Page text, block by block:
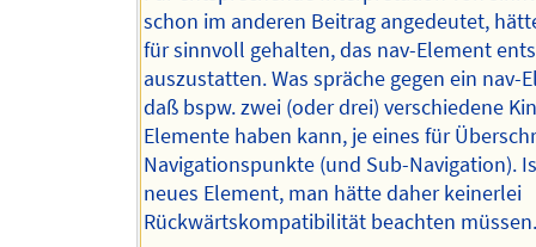
schon im anderen Beitrag angedeutet,
für sinnvoll gehalten, das nav-Element
auszustatten. Was spräche gegen ein nav-
daß bspw. zwei (oder drei) verschiedene
Elemente haben kann, je eines für
Navigationspunkte (und Sub-Navigation).
neues Element, man hätte daher keinerlei
Rückwärtskompatibilität beachten müssen.